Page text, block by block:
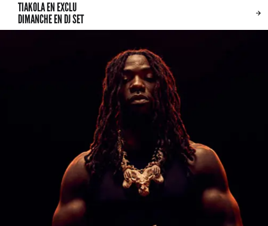
TIAKOLA EN EXCLU
DIMANCHE EN DJ SET